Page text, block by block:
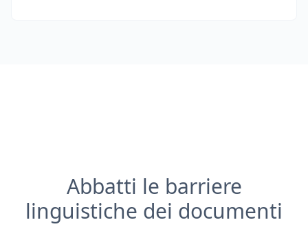
Abbatti le barriere
linguistiche dei documenti